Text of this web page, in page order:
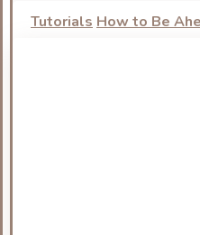
Tutorials How to Be